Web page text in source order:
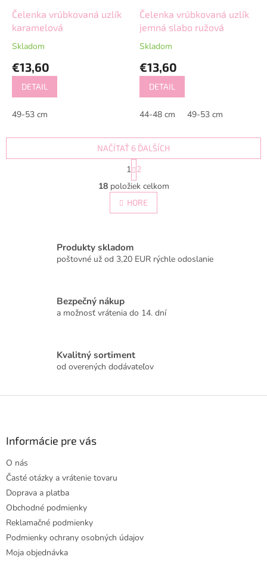
Čelenka vrúbkovaná uzlík
karamelová
Skladom
€13,60
DETAIL
49-53 cm
Čelenka vrúbkovaná uzlík
jemná slabo ružová
Skladom
€13,60
DETAIL
44-48 cm 49-53 cm
O
v
l
á
c
k
ý
p
i
u
NAČÍTAŤ 6 ĎALŠÍCH
S
t
r
á
n
k
a
n
1 2
18položiek celkom
HORE
Produkty skladom
poštovné už od 3,20 EUR rýchle odoslanie
Bezpečný nákup
a možnosť vrátenia do 14. dní
Kvalitný sortiment
od overených dodávateľov
Informácie pre vás
O nás
Časté otázky a vrátenie tovaru
Doprava a platba
Obchodné podmienky
Reklamačné podmienky
Podmienky ochrany osobných údajov
Moja objednávka